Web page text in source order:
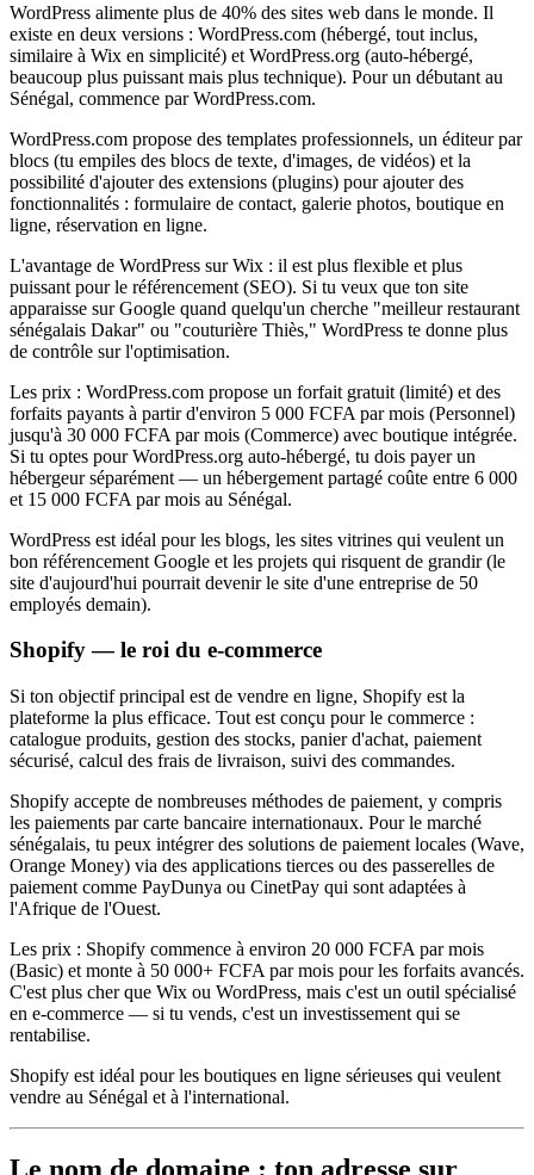
WordPress alimente plus de 40% des sites web dans le monde. Il
existe en deux versions : WordPress.com (hébergé, tout inclus,
similaire à Wix en simplicité) et WordPress.org (auto-hébergé,
beaucoup plus puissant mais plus technique). Pour un débutant au
Sénégal, commence par WordPress.com.
WordPress.com propose des templates professionnels, un éditeur par
blocs (tu empiles des blocs de texte, d'images, de vidéos) et la
possibilité d'ajouter des extensions (plugins) pour ajouter des
fonctionnalités : formulaire de contact, galerie photos, boutique en
ligne, réservation en ligne.
L'avantage de WordPress sur Wix : il est plus flexible et plus
puissant pour le référencement (SEO). Si tu veux que ton site
apparaisse sur Google quand quelqu'un cherche "meilleur restaurant
sénégalais Dakar" ou "couturière Thiès," WordPress te donne plus
de contrôle sur l'optimisation.
Les prix : WordPress.com propose un forfait gratuit (limité) et des
forfaits payants à partir d'environ 5 000 FCFA par mois (Personnel)
jusqu'à 30 000 FCFA par mois (Commerce) avec boutique intégrée.
Si tu optes pour WordPress.org auto-hébergé, tu dois payer un
hébergeur séparément — un hébergement partagé coûte entre 6 000
et 15 000 FCFA par mois au Sénégal.
WordPress est idéal pour les blogs, les sites vitrines qui veulent un
bon référencement Google et les projets qui risquent de grandir (le
site d'aujourd'hui pourrait devenir le site d'une entreprise de 50
employés demain).
Shopify — le roi du e-commerce
Si ton objectif principal est de vendre en ligne, Shopify est la
plateforme la plus efficace. Tout est conçu pour le commerce :
catalogue produits, gestion des stocks, panier d'achat, paiement
sécurisé, calcul des frais de livraison, suivi des commandes.
Shopify accepte de nombreuses méthodes de paiement, y compris
les paiements par carte bancaire internationaux. Pour le marché
sénégalais, tu peux intégrer des solutions de paiement locales (Wave,
Orange Money) via des applications tierces ou des passerelles de
paiement comme PayDunya ou CinetPay qui sont adaptées à
l'Afrique de l'Ouest.
Les prix : Shopify commence à environ 20 000 FCFA par mois
(Basic) et monte à 50 000+ FCFA par mois pour les forfaits avancés.
C'est plus cher que Wix ou WordPress, mais c'est un outil spécialisé
en e-commerce — si tu vends, c'est un investissement qui se
rentabilise.
Shopify est idéal pour les boutiques en ligne sérieuses qui veulent
vendre au Sénégal et à l'international.